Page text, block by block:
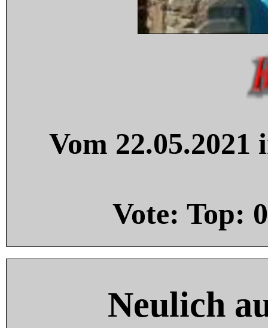
Vom
Vote: Top: 0
Neulich